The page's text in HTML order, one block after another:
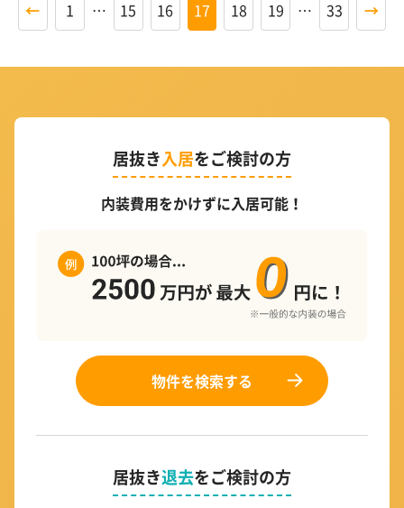
← 1 … 15 16 17 18 19 … 33 →
居抜き入居をご検討の方
内装費用をかけずに入居可能！
物件を検索する
居抜き退去をご検討の方